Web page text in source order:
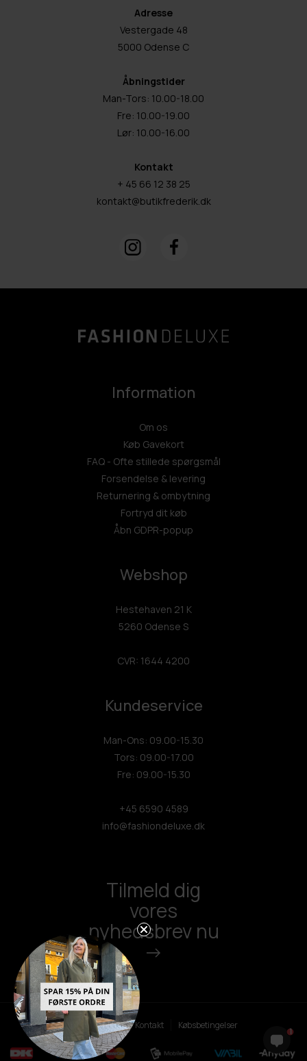
Adresse
Vestergade 48
5000 Odense C
Åbningstider
Man-Tors: 10.00-18.00
Fre: 10.00-19.00
Lør: 10.00-16.00
Kontakt
+ 45 66 12 38 25
kontakt@butikfrederik.dk
Information
Om os
Køb Gavekort
FAQ - Ofte stillede spørgsmål
Forsendelse & levering
Returnering & ombytning
Fortryd dit køb
Åbn GDPR-popup
Webshop
Hestehaven 21 K
5260 Odense S
CVR: 1644 4200
Kundeservice
Man-Ons: 09.00-15.30
Tors: 09.00-17.00
Fre: 09.00-15.30
+45 6590 4589
info@fashiondeluxe.dk
Tilmeld dig
vores
nyhedsbrev nu
->
Persondatapolitik Kontakt Købsbetingelser
1